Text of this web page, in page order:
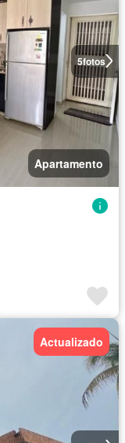
5fotos
Apartamento
Actualizado